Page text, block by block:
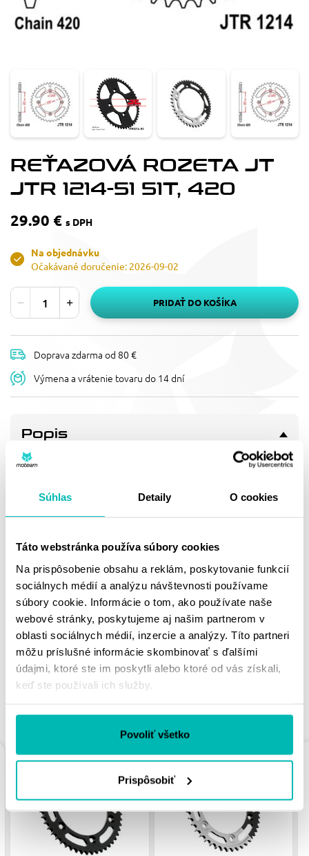
Súhlas Detaily O cookies
Táto webstránka používa súbory cookies
Na prispôsobenie obsahu a reklám, poskytovanie funkcií
sociálnych médií a analýzu návštevnosti používame
súbory cookie. Informácie o tom, ako používate naše
webové stránky, poskytujeme aj našim partnerom v
oblasti sociálnych médií, inzercie a analýzy. Títo partneri
môžu príslušné informácie skombinovať s ďalšími
údajmi, ktoré ste im poskytli alebo ktoré od vás získali,
keď ste používali ich služby.
Povoliť všetko
Prispôsobiť
REŤAZOVÁ ROZETA JT
JTR 1214-51 51T, 420
29.90 € s DPH
Na objednávku
Očakávané doručenie: 2026-09-02
PRIDAŤ DO KOŠÍKA
Doprava zdarma od 80 €
Výmena a vrátenie tovaru do 14 dní
Popis
REŤAZOVÁ ROZETA JT JTR 1214-
rozeta 51z, řetěz 420
MOHLO BY SA VÁM
PÁČIŤ
PODOBNÉ PRODUKTY